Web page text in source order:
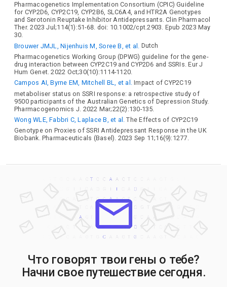
Pharmacogenetics Implementation Consortium (CPIC) Guideline
for CYP2D6, CYP2C19, CYP2B6, SLC6A4, and HTR2A Genotypes
and Serotonin Reuptake Inhibitor Antidepressants. Clin Pharmacol
Ther. 2023 Jul;114(1):51-68. doi: 10.1002/cpt.2903. Epub 2023 May
30.
Brouwer JMJL, Nijenhuis M, Soree B, et al.
Dutch
Pharmacogenetics Working Group (DPWG) guideline for the gene-
drug interaction between CYP2C19 and CYP2D6 and SSRIs. Eur J
Hum Genet. 2022 Oct;30(10):1114-1120.
Campos AI, Byrne EM, Mitchell BL, et al. Impact of CYP2C19
metaboliser status on SSRI response: a retrospective study of
9500 participants of the Australian Genetics of Depression Study.
Pharmacogenomics J. 2022 Mar;22(2):130-135.
Wong WLE, Fabbri C, Laplace B, et al.
The Effects of CYP2C19
Genotype on Proxies of SSRI Antidepressant Response in the UK
Biobank. Pharmaceuticals (Basel). 2023 Sep 11;16(9):1277.
Что говорят твои гены о тебе?
Начни свое путешествие сегодня.